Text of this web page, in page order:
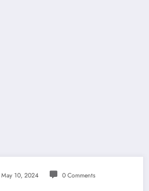
May 10, 2024 0 Comments